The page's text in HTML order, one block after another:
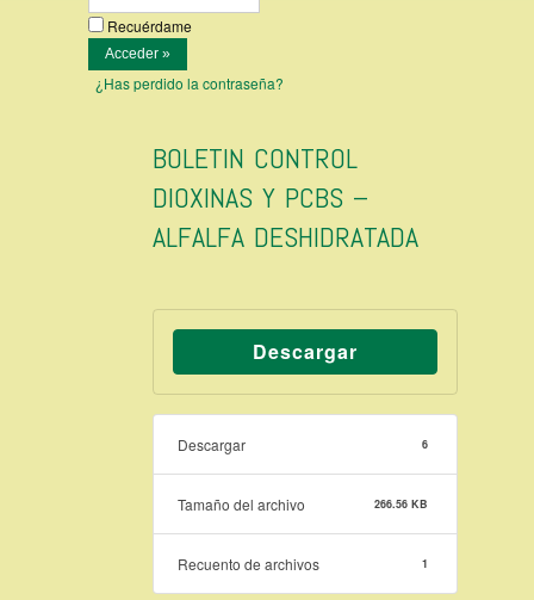
Recuérdame
¿Has perdido la contraseña?
BOLETIN CONTROL
DIOXINAS Y PCBS –
ALFALFA DESHIDRATADA
Descargar
Descargar 6
Tamaño del archivo 266.56 KB
Recuento de archivos 1